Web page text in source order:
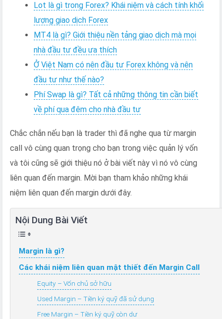
Lot là gì trong Forex? Khái niệm và cách tính khối
lượng giao dịch Forex
MT4 là gì? Giới thiệu nền tảng giao dịch mà mọi
nhà đầu tư đều ưa thích
Ở Việt Nam có nên đầu tư Forex không và nên
đầu tư như thế nào?
Phí Swap là gì? Tất cả những thông tin cần biết
về phí qua đêm cho nhà đầu tư
Chắc chắn nếu bạn là trader thì đã nghe qua từ margin
call vô cùng quan trọng cho bạn trong việc quản lý vốn
và tôi cũng sẽ giới thiệu nó ở bài viết này vì nó vô cùng
liên quan đến margin. Mời bạn tham khảo những khái
niệm liên quan đến margin dưới đây.
Nội Dung Bài Viết
Margin là gì?
Các khái niệm liên quan mật thiết đến Margin Call
Equity – Vốn chủ sở hữu
Used Margin – Tiền ký quỹ đã sử dụng
Free Margin – Tiền ký quỹ còn dư